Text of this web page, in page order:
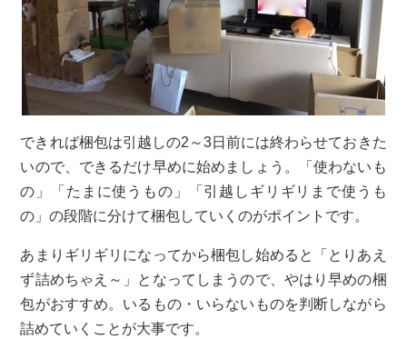
できれば梱包は引越しの2～3日前には終わらせておきた
いので、できるだけ早めに始めましょう。「使わないも
の」「たまに使うもの」「引越しギリギリまで使うも
の」の段階に分けて梱包していくのがポイントです。
あまりギリギリになってから梱包し始めると「とりあえ
ず詰めちゃえ～」となってしまうので、やはり早めの梱
包がおすすめ。いるもの・いらないものを判断しながら
詰めていくことが大事です。